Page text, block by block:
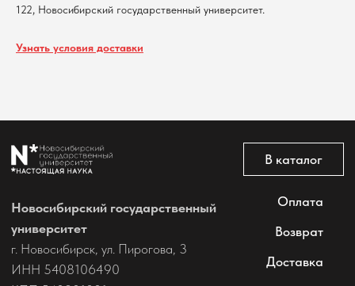
122, Новосибирский государственный университет.
Узнать условия доставки
Все права защищены